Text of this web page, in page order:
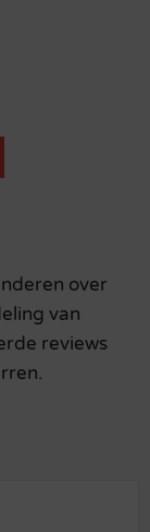
over
van
reviews